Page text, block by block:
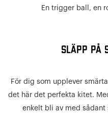
En trigger ball, en
Släpp på
För dig som upplever
det här det perfekta kitet.
enkelt bli av med sådant